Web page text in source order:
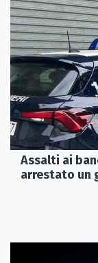
Assalti ai
arrestato un